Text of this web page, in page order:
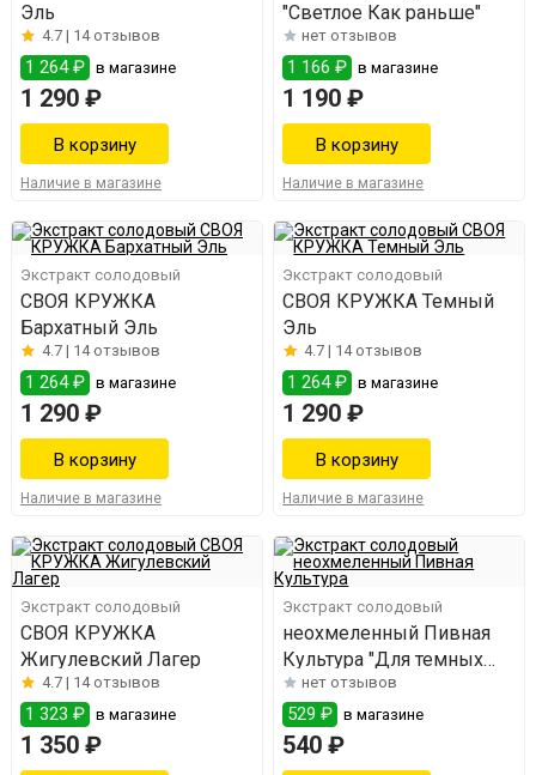
Эль
4.7 | 14 отзывов
1 264 ₽ в магазине
1 290 ₽
Наличие в магазине
"Светлое Как раньше"
нет отзывов
1 166 ₽ в магазине
1 190 ₽
Наличие в магазине
Экстракт солодовый
СВОЯ КРУЖКА
Бархатный Эль
4.7 | 14 отзывов
1 264 ₽ в магазине
1 290 ₽
Наличие в магазине
Экстракт солодовый
СВОЯ КРУЖКА Темный
Эль
4.7 | 14 отзывов
1 264 ₽ в магазине
1 290 ₽
Наличие в магазине
Экстракт солодовый
СВОЯ КРУЖКА
Жигулевский Лагер
4.7 | 14 отзывов
1 323 ₽ в магазине
1 350 ₽
Экстракт солодовый
неохмеленный Пивная
Культура "Для темных
сортов"
нет отзывов
529 ₽ в магазине
540 ₽